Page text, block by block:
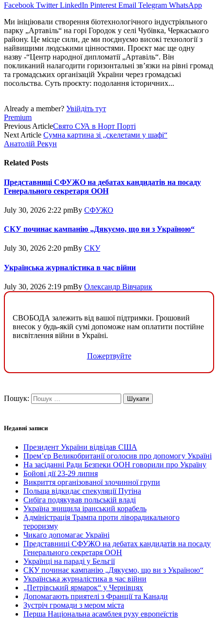
Facebook Twitter LinkedIn Pinterest Email Telegram WhatsApp
Ми ініціювали створення біотехнологічного індустріяльного
парку „Артавіль“ на горі Городок у селі Чубівка, Черкаського
району. Це місце сили, де ми поєднуємо високі технології з
найвищими людськими цінностями. Проєкт має ще одну
назву -“Центр народної дипломатії „Арта­віль“. Він
покликаний налагодити горизонтальні зв’язки на рівні громад
та громадських організацій України через громадські
посольства. Суть проєкту: подолання історичних...
Already a member? Увійдіть тут
Premium
Previous ArticleСвято СУА в Норт Порті
Next Article Сумна картина зі „скелетами у шафі“
Анатолій Рекун
Related Posts
Представниці СФУЖО на дебатах кандидатів на посаду
Генерального секретаря ООН
July 30, 2026 2:22 pmBy СФУЖО
СКУ починає кампанію „Дякуємо, що ви з Україною“
July 30, 2026 2:20 pmBy СКУ
Українська журналістика в час війни
July 30, 2026 2:19 pmBy Олександр Вівчарик
СВОБОДА залежить від вашої підтримки. Грошовий
внесок у будь-якій сумі допоможе нам оплатити постійне
висвітлення війни в Україні.
Пожертвуйте
Пошук:
Недавні записи
Президент України відвідав США
Прем’єр Великобританії оголосив про допомогу Україні
На засіданні Ради Безпеки ООН говорили про Україну
Бойові дії 23-29 липня
Викриття організованої злочинної групи
Польща відкидає спекуляції Путіна
Сибіга подякував польській владі
Україна знищила іранський корабель
Адміністрація Трампа проти ліворадикального
тероризму
Чикаґо допомагає Україні
Представниці СФУЖО на дебатах кандидатів на посаду
Генерального секретаря ООН
Українці на параді у Бельгії
СКУ починає кампанію „Дякуємо, що ви з Україною“
Українська журналістика в час війни
„Петрівський ярмарок“ у Чернівцях
Допомагають приятелі з Франції та Канади
Зустріч громади з мером міста
Перша Національна асамблея руху европеїстів